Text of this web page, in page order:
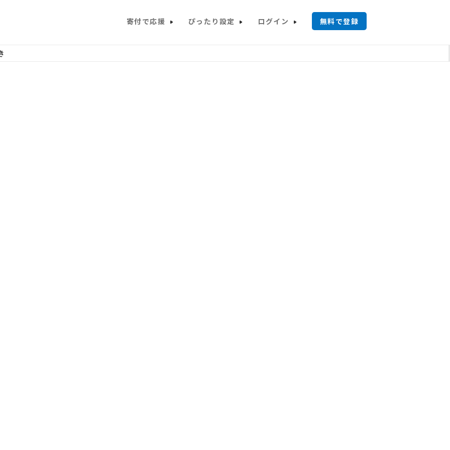
寄付で応援 ぴったり設定 ログイン 無料で登録